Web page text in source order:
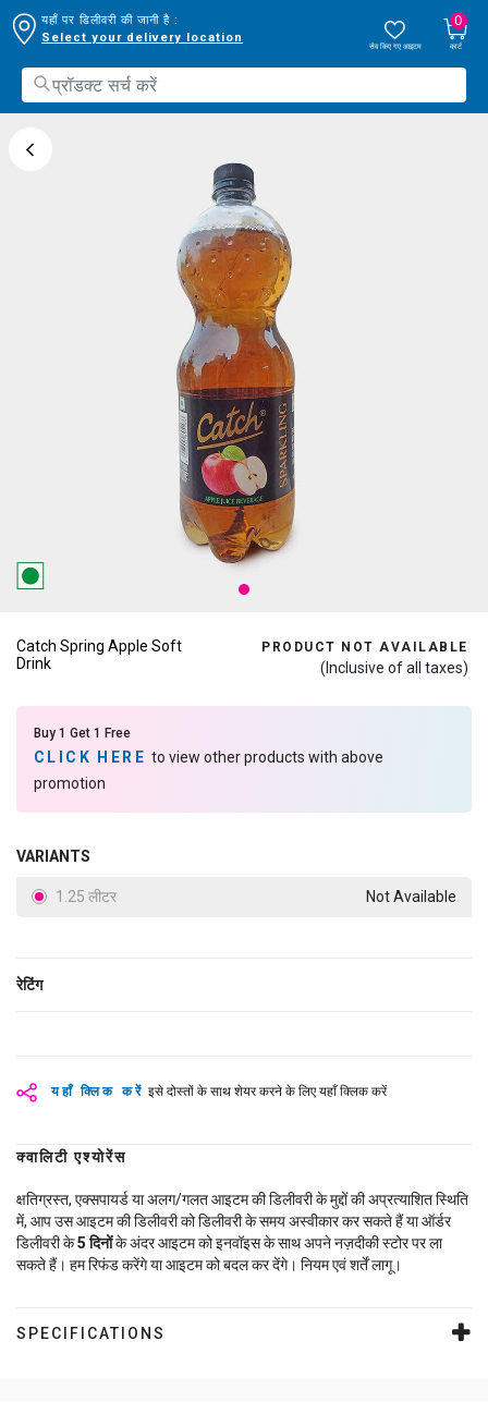
यहाँ पर डिलीवरी की जानी है :
Select your delivery location
सेव किए गए आइटम
0
कार्ट
Catch Spring Apple Soft
Drink
PRODUCT NOT AVAILABLE
(Inclusive of all taxes)
Buy 1 Get 1 Free
CLICK HEREto view other products with above
promotion
VARIANTS
1.25 लीटर Not Available
रेटिंग
यहाँ क्लिक करें इसे दोस्तों के साथ शेयर करने के लिए यहाँ क्लिक करें
क्वालिटी एश्योरेंस
क्षतिग्रस्त, एक्सपायर्ड या अलग/गलत आइटम की डिलीवरी के मुद्दों की अप्रत्याशित स्थिति
में, आप उस आइटम की डिलीवरी को डिलीवरी के समय अस्वीकार कर सकते हैं या ऑर्डर
डिलीवरी के5 दिनोंके अंदर आइटम को इनवॉइस के साथ अपने नज़दीकी स्टोर पर ला
सकते हैं। हम रिफंड करेंगे या आइटम को बदल कर देंगे। नियम एवं शर्तें लागू।
SPECIFICATIONS